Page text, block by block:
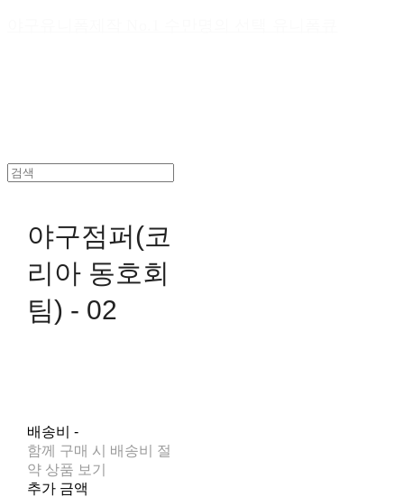
야구점퍼(코
리아 동호회
팀) - 02
배송비 -
함께 구매 시 배송비 절
약 상품 보기
추가 금액